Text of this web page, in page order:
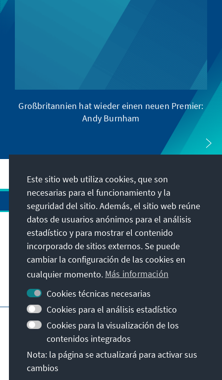
Großbritannien hat wieder einen neuen Premier:
Andy Burnham
Dirección
Contacto
Visita también
Página principal de la KAS
Protección de datos
Condiciones de uso
Declaración sobre accesibilidad
Notificar barrera
© Konrad-Adenauer-Stiftung e.V. 2026
Este sitio web utiliza cookies, que son
necesarias para el funcionamiento y la
seguridad del sitio. Además, el sitio web reúne
datos de usuarios anónimos para el análisis
estadístico y para mostrar el contenido
incorporado de sitios externos. Se puede
cambiar la configuración de las cookies en
cualquier momento. Más información
Cookies técnicas necesarias
Cookies para el análisis estadístico
Cookies para la visualización de los
contenidos integrados
Nota: la página se actualizará para activar sus
cambios